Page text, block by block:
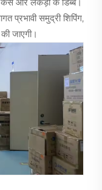
प्रभावी समुद्री शिपिंग,
जाएगी।